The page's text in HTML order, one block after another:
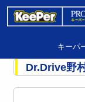
キーパ
Dr.Drive野